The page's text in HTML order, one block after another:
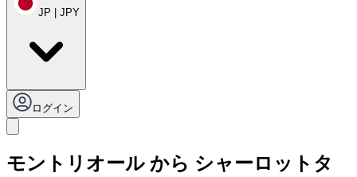
JP | JPY
ログイン
モントリオール から シャーロットタ